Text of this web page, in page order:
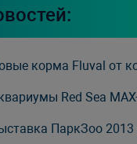
корма Fluval от
Red Sea
ПаркЗоо 2013